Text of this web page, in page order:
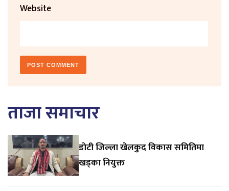
Website
ताजा समाचार
डाेटी जिल्ला खेलकुद विकास समितिमा
खड्का नियुक्त